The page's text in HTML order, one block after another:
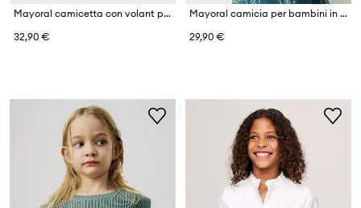
Mayoral camicetta con volant per bambini in cotone
32,90 €
Mayoral camicia per bambini in viscosa
29,90 €